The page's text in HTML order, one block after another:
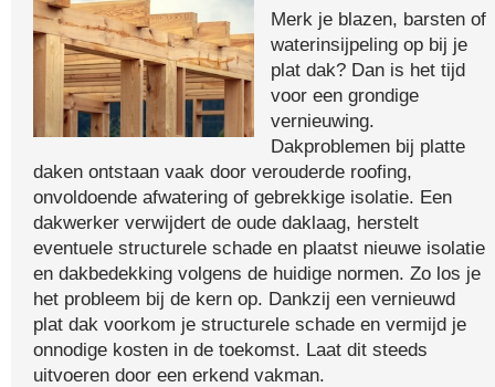
Merk je blazen, barsten of
waterinsijpeling op bij je
plat dak? Dan is het tijd
voor een grondige
vernieuwing.
Dakproblemen bij platte
daken ontstaan vaak door verouderde roofing,
onvoldoende afwatering of gebrekkige isolatie. Een
dakwerker verwijdert de oude daklaag, herstelt
eventuele structurele schade en plaatst nieuwe isolatie
en dakbedekking volgens de huidige normen. Zo los je
het probleem bij de kern op. Dankzij een vernieuwd
plat dak voorkom je structurele schade en vermijd je
onnodige kosten in de toekomst. Laat dit steeds
uitvoeren door een erkend vakman.